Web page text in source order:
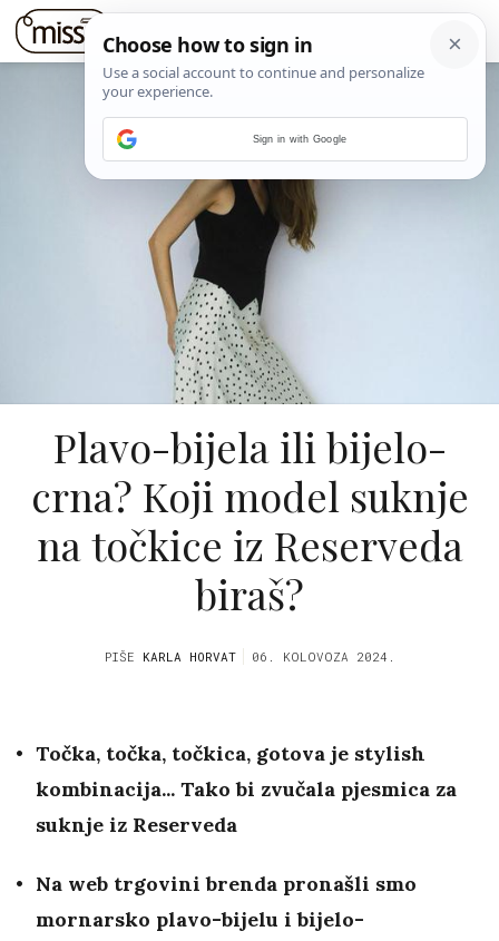
Plavo-bijela ili bijelo-
crna? Koji model suknje
na točkice iz Reserveda
biraš?
PIŠE KARLA HORVAT 06. KOLOVOZA 2024.
Točka, točka, točkica, gotova je stylish
kombinacija... Tako bi zvučala pjesmica za
suknje iz Reserveda
Na web trgovini brenda pronašli smo
mornarsko plavo-bijelu i bijelo-
Sign in with Google